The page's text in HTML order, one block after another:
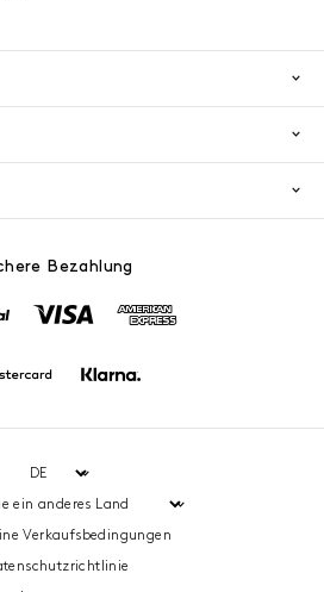
Bezahlung
Visa
Verkaufsbedingungen